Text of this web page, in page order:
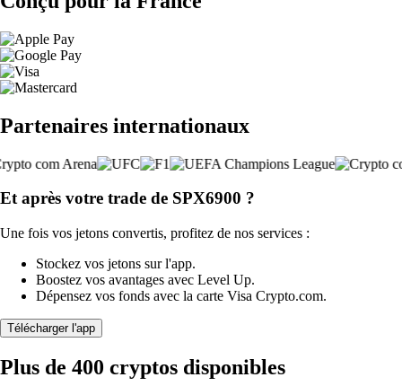
Partenaires internationaux
Et après votre trade de SPX6900 ?
Une fois vos jetons convertis, profitez de nos services :
Stockez vos jetons sur l'app.
Boostez vos avantages avec Level Up.
Dépensez vos fonds avec la carte Visa Crypto.com.
Télécharger l'app
Plus de 400 cryptos disponibles